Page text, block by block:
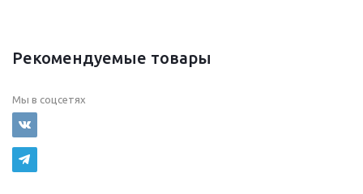
Рекомендуемые товары
Мы в соцсетях